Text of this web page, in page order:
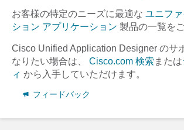
お客様の特定のニーズに最適な ユニフ
ション アプリケーション 製品の一覧を
Cisco Unified Application Designer のサ
なりたい場合は、 Cisco.com 検索 または
ィ から入手していただけます。
フィードバック